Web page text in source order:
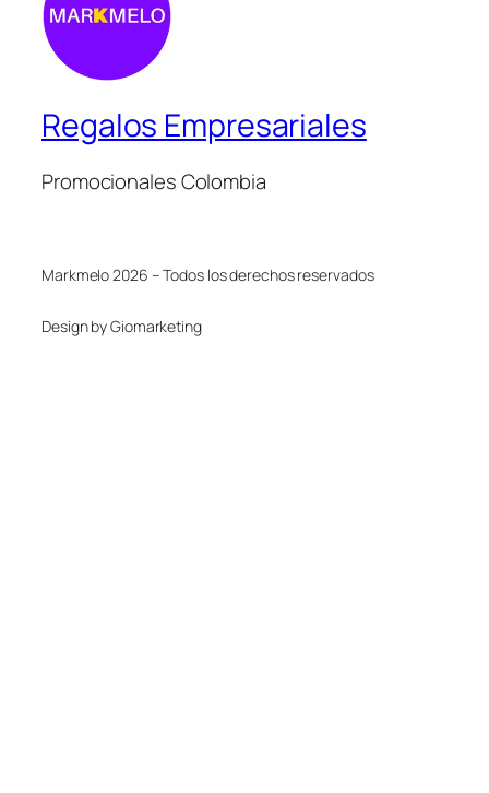
Regalos Empresariales
Promocionales Colombia
Markmelo 2026 – Todos los derechos reservados
Design by Giomarketing